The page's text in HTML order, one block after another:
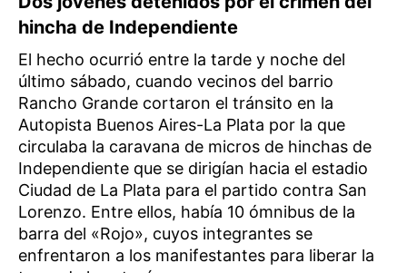
hincha de Independiente
El hecho ocurrió entre la tarde y noche del
último sábado, cuando vecinos del barrio
Rancho Grande cortaron el tránsito en la
Autopista Buenos Aires-La Plata por la que
circulaba la caravana de micros de hinchas de
Independiente que se dirigían hacia el estadio
Ciudad de La Plata para el partido contra San
Lorenzo. Entre ellos, había 10 ómnibus de la
barra del «Rojo», cuyos integrantes se
enfrentaron a los manifestantes para liberar la